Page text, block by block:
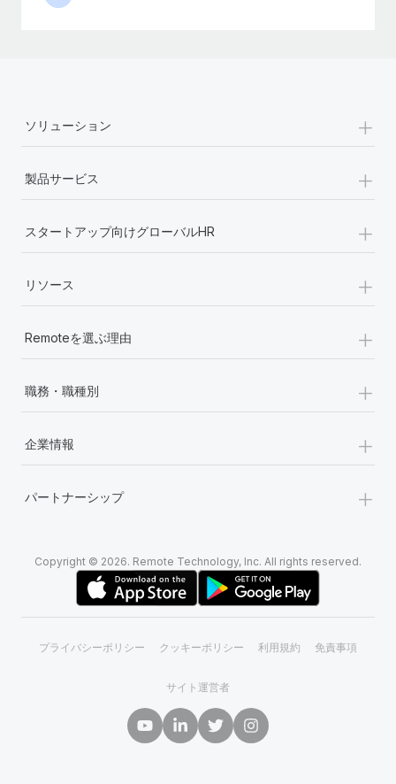
ソリューション +
製品サービス +
スタートアップ向けグローバルHR +
リソース +
Remoteを選ぶ理由 +
職務・職種別 +
企業情報 +
パートナーシップ +
Copyright © 2026. Remote Technology, Inc. All rights reserved.
プライバシーポリシー クッキーポリシー 利用規約 免責事項
サイト運営者